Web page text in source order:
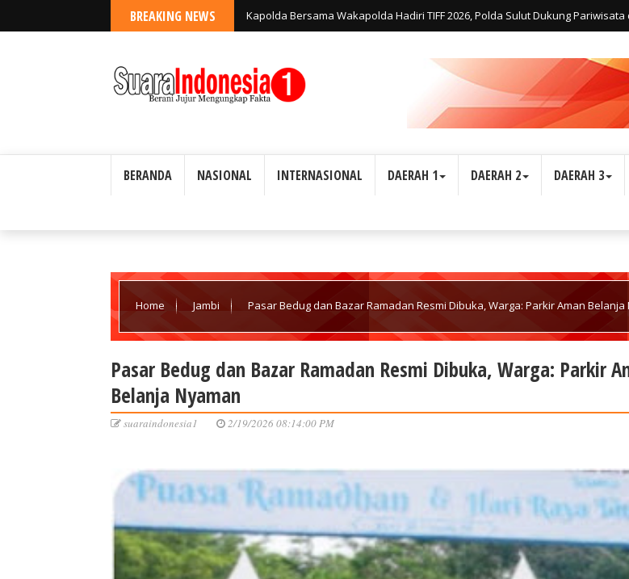
BREAKING NEWS Kapolda Bersama Wakapolda Hadiri TIFF 2026, Polda Sulut Dukung Pariwisata
BERANDA NASIONAL INTERNASIONAL DAERAH 1 DAERAH 2 DAERAH 3
Home Jambi Pasar Bedug dan Bazar Ramadan Resmi Dibuka, Warga: Parkir Aman Belanja
Pasar Bedug dan Bazar Ramadan Resmi Dibuka, Warga: Parkir
Belanja Nyaman
suaraindonesia1 2/19/2026 08:14:00 PM